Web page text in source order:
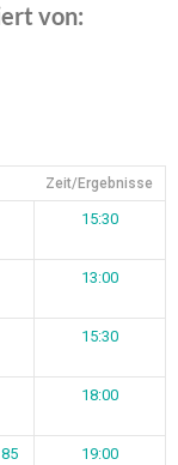
von:
Zeit/Ergebnisse
15:30
13:00
15:30
18:00
19:00